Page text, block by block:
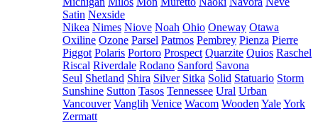
Satin Nexside
Nikea Nimes Niove Noah Ohio Oneway Otawa
Oxiline Ozone Parsel Patmos Pembrey Pienza Pierre
Piggot Polaris Portoro Prospect Quarzite Quios Raschel
Riscal Riverdale Rodano Sanford Savona
Seul Shetland Shira Silver Sitka Solid Statuario Storm
Sunshine Sutton Tasos Tennessee Ural Urban
Vancouver Vanglih Venice Wacom Wooden YaleYork
Zermatt